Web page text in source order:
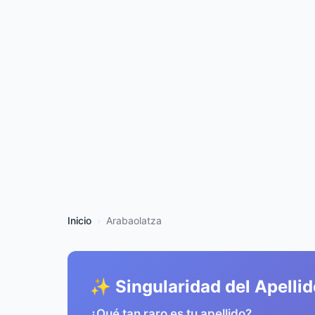
Inicio Arabaolatza
✨ Singularidad del